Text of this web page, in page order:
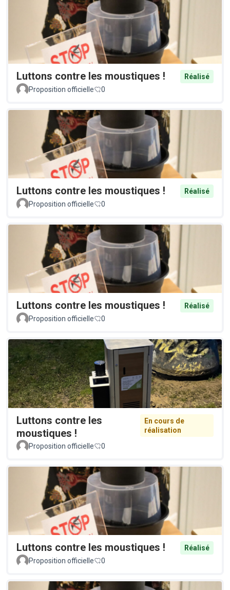
Luttons contre les moustiques !
Réalisé
Proposition officielle
0
Luttons contre les moustiques !
Réalisé
Proposition officielle
0
Luttons contre les moustiques !
Réalisé
Proposition officielle
0
Luttons contre les
moustiques !
En cours de
réalisation
Proposition officielle
0
Luttons contre les moustiques !
Réalisé
Proposition officielle
0